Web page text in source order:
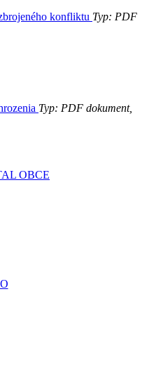
konfliktu Typ: PDF
Typ: PDF dokument,